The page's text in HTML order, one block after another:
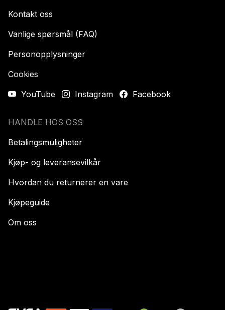
Kontakt oss
Vanlige spørsmål (FAQ)
Personopplysninger
Cookies
YouTube
Instagram Facebook
HANDLE HOS OSS
Betalingsmuligheter
Kjøp- og leveransevilkår
Hvordan du returnerer en vare
Kjøpeguide
Om oss